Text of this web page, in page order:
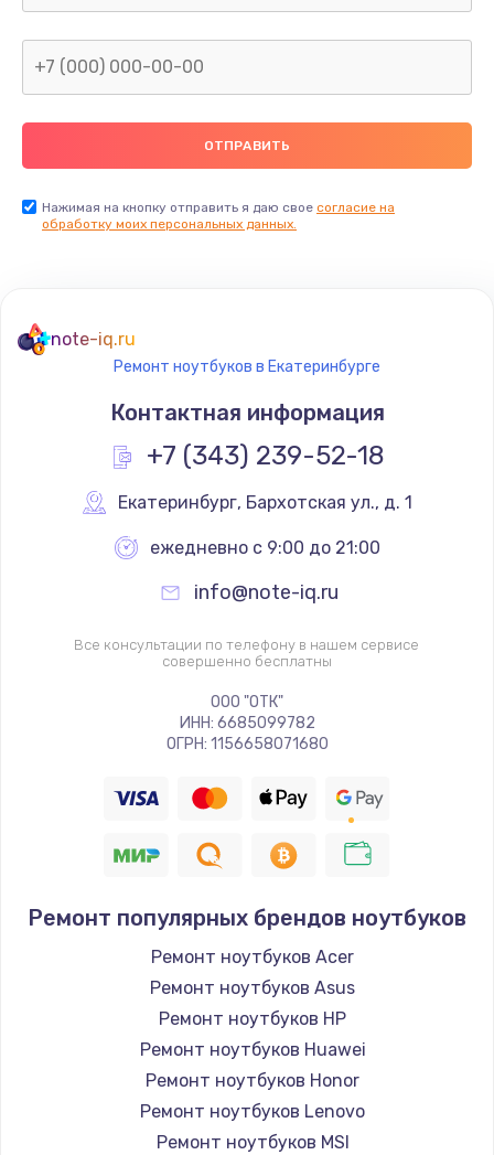
Нажимая на кнопку отправить я даю свое согласие на
обработку моих персональных данных.
note-iq.ru
Ремонт ноутбуков в Екатеринбурге
Контактная информация
+7 (343) 239-52-18
Екатеринбург, Бархотская ул., д. 1
ежедневно с 9:00 до 21:00
info@note-iq.ru
Все консультации по телефону в нашем сервисе
совершенно бесплатны
ООО "ОТК"
ИНН: 6685099782
ОГРН: 1156658071680
Ремонт популярных брендов ноутбуков
Ремонт ноутбуков Acer
Ремонт ноутбуков Asus
Ремонт ноутбуков HP
Ремонт ноутбуков Huawei
Ремонт ноутбуков Honor
Ремонт ноутбуков Lenovo
Ремонт ноутбуков MSI